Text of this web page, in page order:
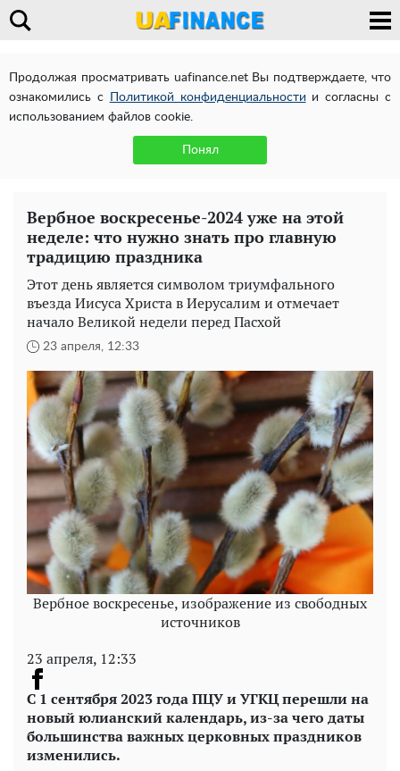
Продолжая просматривать uafinance.net Вы подтверждаете, что
ознакомились с
Политикой конфиденциальности и согласны с
использованием файлов cookie.
Понял
Вербное воскресенье-2024 уже на этой
неделе: что нужно знать про главную
традицию праздника
Этот день является символом триумфального
въезда Иисуса Христа в Иерусалим и отмечает
начало Великой недели перед Пасхой
23 апреля, 12:33
Вербное воскресенье, изображение из свободных
источников
23 апреля, 12:33
С 1 сентября 2023 года ПЦУ и УГКЦ перешли на
новый юлианский календарь, из-за чего даты
большинства важных церковных праздников
изменились.